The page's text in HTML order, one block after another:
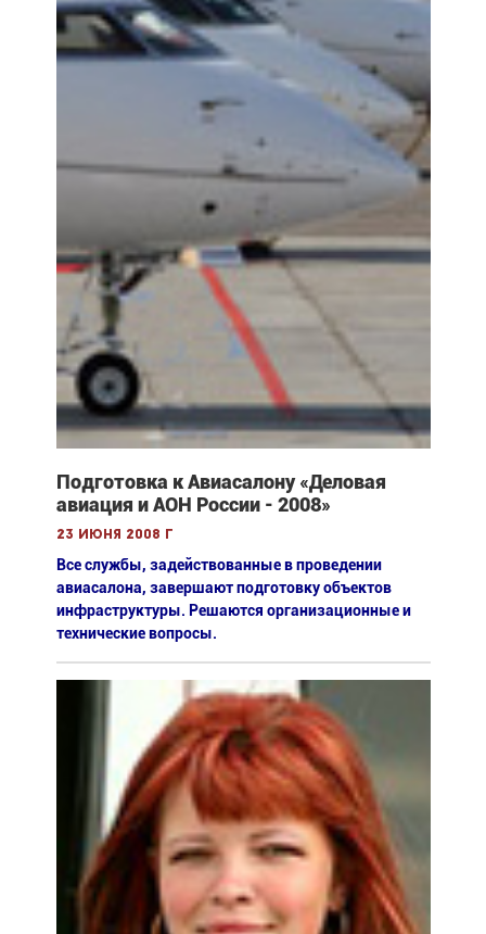
Подготовка к Авиасалону «Деловая
авиация и АОН России - 2008»
23 июня 2008 г
Все службы, задействованные в проведении
авиасалона, завершают подготовку объектов
инфраструктуры. Решаются организационные и
технические вопросы.